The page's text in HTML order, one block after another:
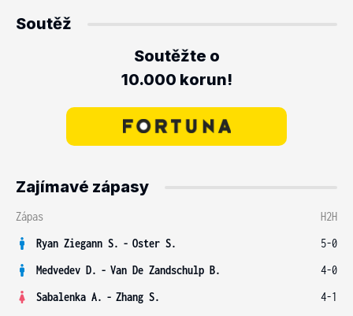
Soutěž
Soutěžte o
10.000 korun!
Zajímavé zápasy
Zápas
H2H
Ryan Ziegann S. - Oster S.
5-0
Medvedev D. - Van De Zandschulp B.
4-0
Sabalenka A. - Zhang S.
4-1